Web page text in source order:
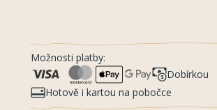
Možnosti platby:
Dobírkou
Hotově i kartou na pobočce